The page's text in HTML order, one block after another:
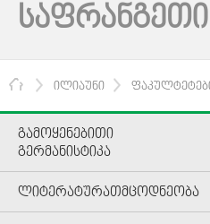
ᲛᲗᲐᲕᲐᲠᲘ
ᲘᲚᲘᲐᲣᲜᲘ
ᲒᲐᲛᲝᲧᲔᲜᲔᲑᲘᲗᲘ
ᲒᲔᲠᲛᲐᲜᲘᲡᲢᲘᲙᲐ
ᲚᲘᲢᲔᲠᲐᲢᲣᲠᲐᲗᲛᲪᲝᲓᲜᲔᲝᲑᲐ